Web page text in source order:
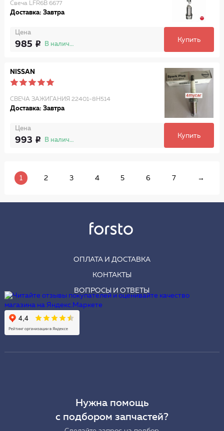
Свеча LFR6B 6677
Доставка: Завтра
Цена
985 В наличии
Купить
NISSAN
СВЕЧА ЗАЖИГАНИЯ 22401-8H514
Доставка: Завтра
Цена
993 В наличии
Купить
1 2 3 4 5 6 7 →
ОПЛАТА И ДОСТАВКА
КОНТАКТЫ
ВОПРОСЫ И ОТВЕТЫ
Нужна помощь
с подбором запчастей?